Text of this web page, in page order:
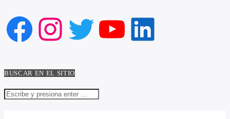
Facebook
Instagram
Twitter
YouTube
LinkedIn
BUSCAR EN EL SITIO